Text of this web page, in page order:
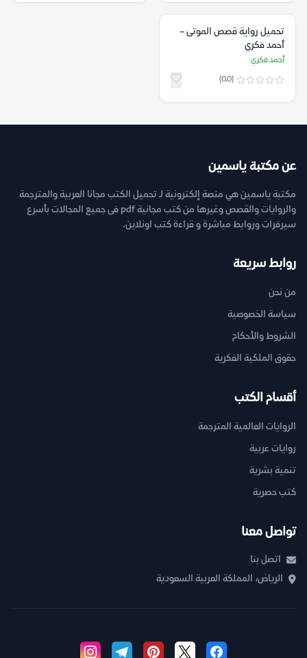
تحميل رواية قصص الموتى –
أحمد فكري
أحمد فكري
(0.0)
عن مكتبة ياسمين
مكتبة ياسمين هي منصة إلكترونية لـ تحميل الكتب مجانا العربية والمترجمة
والروايات والقصص وغيرها من كتب مجانية pdf فى جميع المجالات بأسرع
سيرفرات وروابط مباشرة و قراءة كتب اونلاين.
روابط سريعة
من نحن
سياسة الخصوصية
الشروط والأحكام
حقوق الملكية الفكرية
أقسام الكتب
الروايات العالمية المترجمة
روايات عربية
تنمية بشرية
كتب حصرية
تواصل معنا
اتصل بنا
الرياض، المملكة العربية السعودية